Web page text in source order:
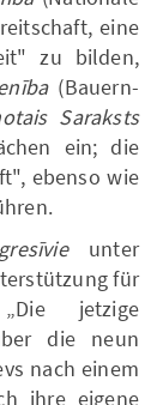
eine
zu bilden,
(Bauern-
Saraksts
ein; die
ebenso wie
unter
für
jetzige
die neun
nach einem
ihre eigene